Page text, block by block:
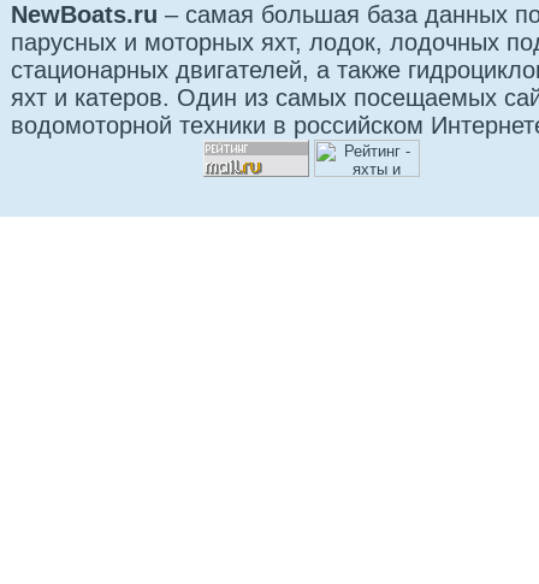
NewBoats.ru – самая большая база данных
парусных и моторных яхт, лодок, лодочных
стационарных двигателей, а также
яхт и катеров. Один из самых посещаемых
водомоторной техники в российском